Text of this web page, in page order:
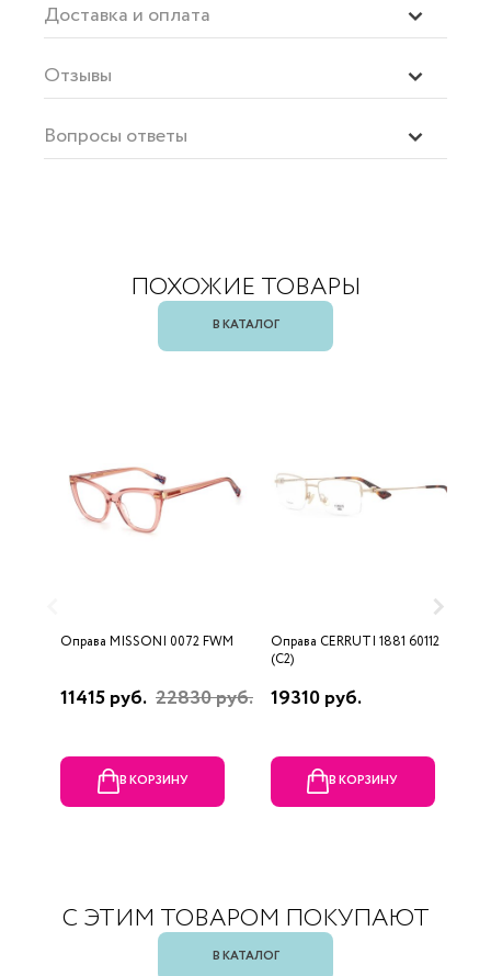
Доставка и оплата
Отзывы
Вопросы ответы
ПОХОЖИЕ ТОВАРЫ
В КАТАЛОГ
Оправа MISSONI 0072 FWM
11415 руб. 22830 руб.
В КОРЗИНУ
Оправа CERRUTI 1881 60112
(C2)
19310 руб.
В КОРЗИНУ
С ЭТИМ ТОВАРОМ ПОКУПАЮТ
В КАТАЛОГ